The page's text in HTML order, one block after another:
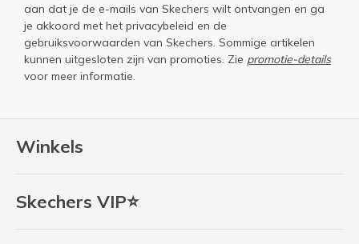
Winkels
Skechers VIP⭐
aan dat je de e-mails van Skechers wilt ontvangen en ga
je akkoord met het privacybeleid en de
gebruiksvoorwaarden van Skechers. Sommige artikelen
kunnen uitgesloten zijn van promoties. Zie promotie-details
voor meer informatie.